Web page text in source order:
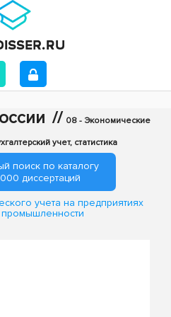
// 08 - Экономические
учет, статистика
поиск по каталогу
диссертаций
учета на предприятиях